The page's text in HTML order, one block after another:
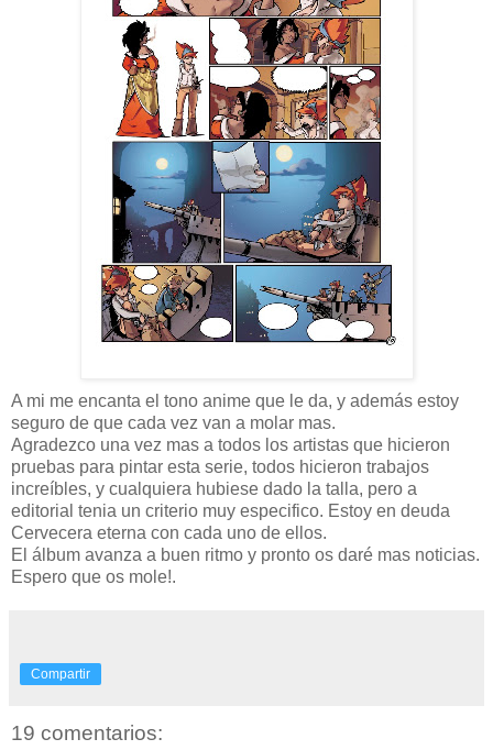
A mi me encanta el tono anime que le da, y además estoy
seguro de que cada vez van a molar mas.
Agradezco una vez mas a todos los artistas que hicieron
pruebas para pintar esta serie, todos hicieron trabajos
increíbles, y cualquiera hubiese dado la talla, pero a
editorial tenia un criterio muy especifico. Estoy en deuda
Cervecera eterna con cada uno de ellos.
El álbum avanza a buen ritmo y pronto os daré mas noticias.
Espero que os mole!.
Compartir
19 comentarios: